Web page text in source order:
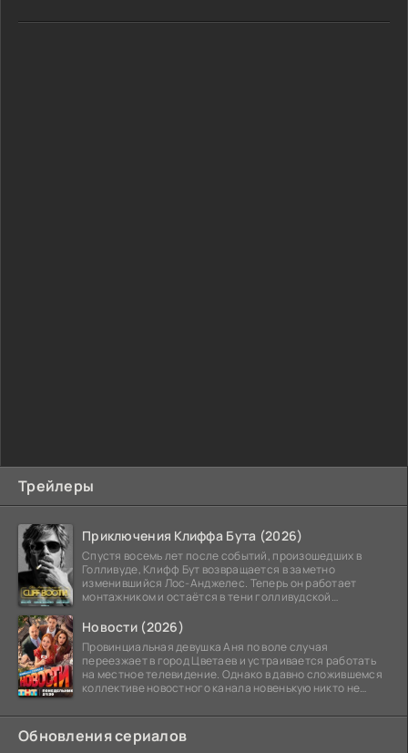
Трейлеры
Приключения Клиффа Бута (2026)
Спустя восемь лет после событий, произошедших в
Голливуде, Клифф Бут возвращается в заметно
изменившийся Лос-Анджелес. Теперь он работает
монтажником и остаётся в тени голливудской
Новости (2026)
Провинциальная девушка Аня по воле случая
переезжает в город Цветаев и устраивается работать
на местное телевидение. Однако в давно сложившемся
коллективе новостного канала новенькую никто не
Обновления сериалов